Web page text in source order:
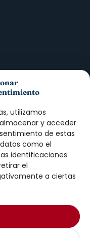
utilizamos
y acceder
de estas
como el
identificaciones
el
a ciertas